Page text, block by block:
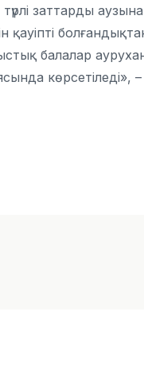
заттарды
қауіпті
балалар